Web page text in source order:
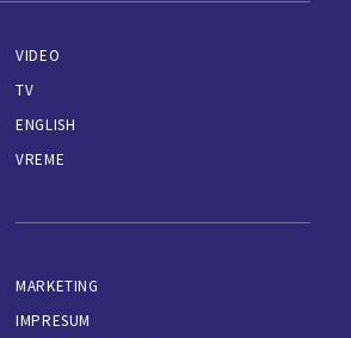
VIDEO
TV
ENGLISH
VREME
MARKETING
IMPRESUM